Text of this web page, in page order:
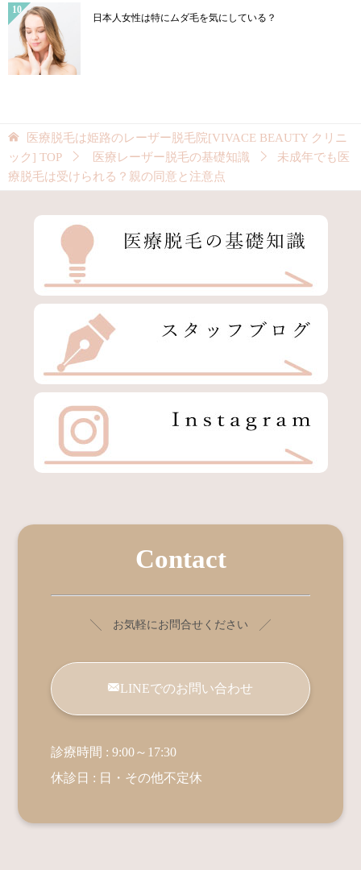
日本人女性は特にムダ毛を気にしている？
医療脱毛は姫路のレーザー脱毛院[VIVACE BEAUTY クリニ
ック] TOP 医療レーザー脱毛の基礎知識
未成年でも医
療脱毛は受けられる？親の同意と注意点
Contact
╲ お気軽にお問合せください ╱
LINEでのお問い合わせ
診療時間 : 9:00～17:30
休診日 : 日・その他不定休